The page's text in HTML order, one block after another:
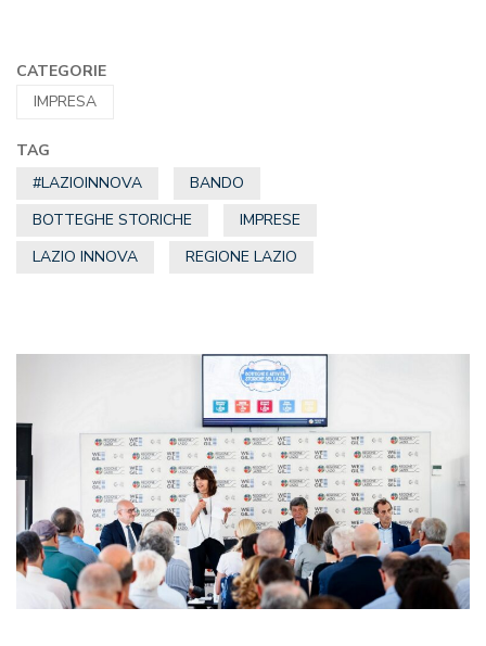
CATEGORIE
IMPRESA
TAG
#LAZIOINNOVA
BANDO
BOTTEGHE STORICHE
IMPRESE
LAZIO INNOVA
REGIONE LAZIO